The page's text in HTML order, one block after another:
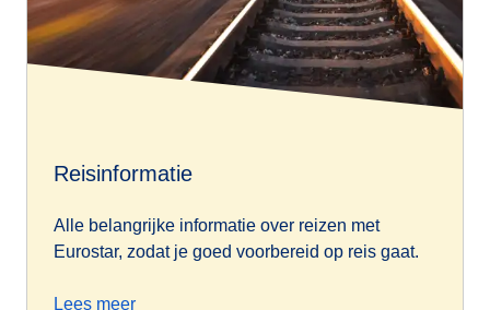
Reisinformatie
Alle belangrijke informatie over reizen met
Eurostar, zodat je goed voorbereid op reis gaat.
Lees meer